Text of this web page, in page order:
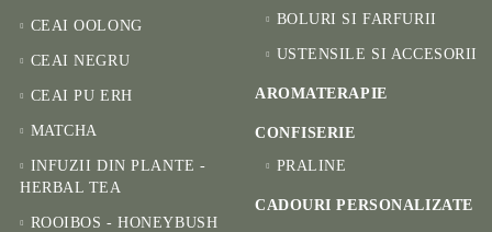
CEAI OOLONG
CEAI NEGRU
CEAI PU ERH
MATCHA
INFUZII DIN PLANTE -
HERBAL TEA
ROOIBOS - HONEYBUSH
BOLURI SI FARFURII
USTENSILE SI ACCESORII
AROMATERAPIE
CONFISERIE
PRALINE
CADOURI PERSONALIZATE